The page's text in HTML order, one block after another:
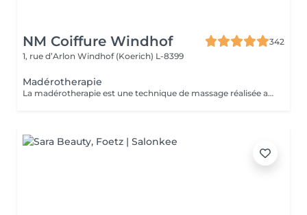
NM Coiffure Windhof
342
1, rue d’Arlon Windhof (Koerich) L-8399
Madérotherapie
La madérotherapie est une technique de massage réalisée avec des instruments en bois spécialement éllaboré affin de sculpter , tonifier votre corps. Naturelle et non invasive, celle- ci offre des résultats visibles et surtout durable dans le temps. Ses bienfaits : - Réduction de la cellulite - Grande amélioration de la circulation sanguine et lymphatique - Raffermissement de la peau - Diminution des tensions musculaires - Remodelage de la silhouette